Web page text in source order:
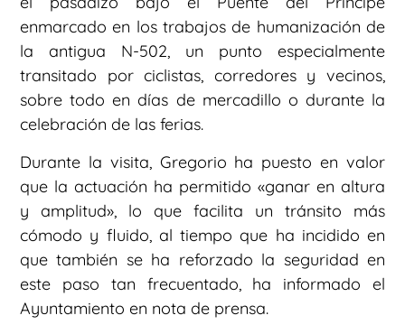
enmarcado en los trabajos de humanización de
la antigua N-502, un punto especialmente
transitado por ciclistas, corredores y vecinos,
sobre todo en días de mercadillo o durante la
celebración de las ferias.
Durante la visita, Gregorio ha puesto en valor
que la actuación ha permitido «ganar en altura
y amplitud», lo que facilita un tránsito más
cómodo y fluido, al tiempo que ha incidido en
que también se ha reforzado la seguridad en
este paso tan frecuentado, ha informado el
Ayuntamiento en nota de prensa.